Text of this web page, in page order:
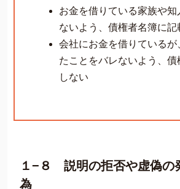
お金を借りている家族や知
ないよう、債権者名簿に記
会社にお金を借りているが
たことをバレないよう、
しない
１−８ 説明の拒否や虚偽の
為